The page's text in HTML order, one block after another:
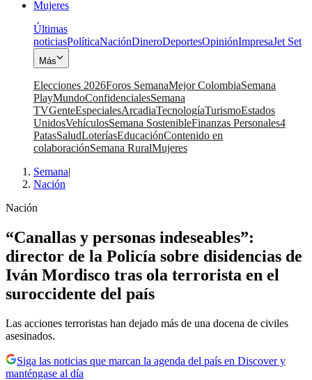
Mujeres
Últimas
noticiasPolíticaNaciónDineroDeportesOpiniónImpresaJet Set
Más
Elecciones 2026Foros SemanaMejor ColombiaSemana
PlayMundoConfidencialesSemana
TVGenteEspecialesArcadiaTecnologíaTurismoEstados
UnidosVehículosSemana SostenibleFinanzas Personales4
PatasSaludLoteríasEducaciónContenido en
colaboraciónSemana RuralMujeres
Semana|
Nación
Nación
“Canallas y personas indeseables”:
director de la Policía sobre disidencias de
Iván Mordisco tras ola terrorista en el
suroccidente del país
Las acciones terroristas han dejado más de una docena de civiles
asesinados.
Siga las noticias que marcan la agenda del país en Discover y
manténgase al día